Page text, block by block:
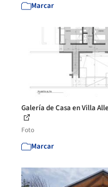
Marcar
Galería de Casa en Villa
Foto
Marcar